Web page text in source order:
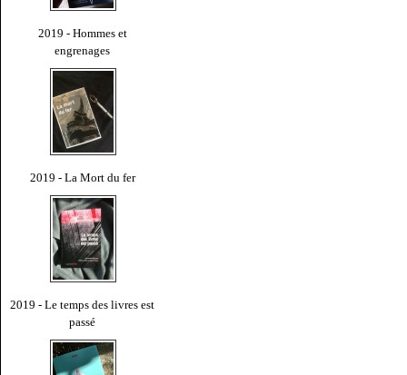
2019 - Hommes et
engrenages
2019 - La Mort du fer
2019 - Le temps des livres est
passé